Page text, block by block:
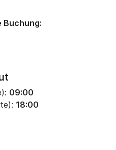
09:00
18:00